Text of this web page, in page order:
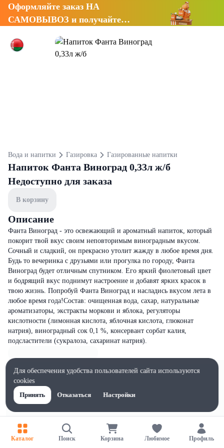
Оформляйте заказ НА
САМОВЫВОЗ и получайте
Вода и напитки Газировка Газированные напитки
Напиток Фанта Виноград 0,33л ж/б
Недоступно для заказа
В корзину
Описание
Фанта Виноград - это освежающий и ароматный напиток, который
покорит твой вкус своим неповторимым виноградным вкусом.
Сочный и сладкий, он прекрасно утолит жажду в любое время дня.
Будь то вечеринка с друзьями или прогулка по городу, Фанта
Виноград будет отличным спутником. Его яркий фиолетовый цвет
и бодрящий вкус поднимут настроение и добавят ярких красок в
твою жизнь. Попробуй Фанта Виноград и насладись вкусом лета в
любое время года!Состав: очищенная вода, сахар, натуральные
ароматизаторы, экстракты моркови и яблока, регуляторы
кислотности (лимонная кислота, яблочная кислота, глюконат
натрия), виноградный сок 0,1 %, консервант сорбат калия,
подсластители (сукралоза, сахаринат натрия).
Каталог Поиск Корзина Любимое Профиль
Для обеспечения удобства пользователей сайта используются
cookies
Принять
Отказаться Настройки